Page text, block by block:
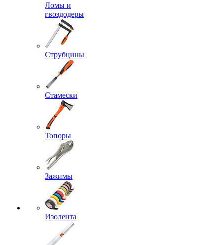
Ломы и
гвоздодеры
Струбцины
Стамески
Топоры
Зажимы
Изолента